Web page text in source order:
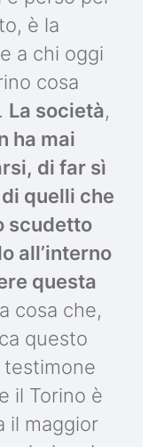
è la
a chi oggi
cosa
La società,
ha mai
di far sì
quelli che
scudetto
all’interno
questa
cosa che,
questo
testimone
il Torino è
il maggior